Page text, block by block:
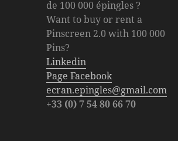
de 100 000 épingles ?
Want to buy or rent a
Pinscreen 2.0 with 100 000
Pins?
Linkedin
Page Facebook
ecran.epingles@gmail.com
+33 (0) 7 54 80 66 70